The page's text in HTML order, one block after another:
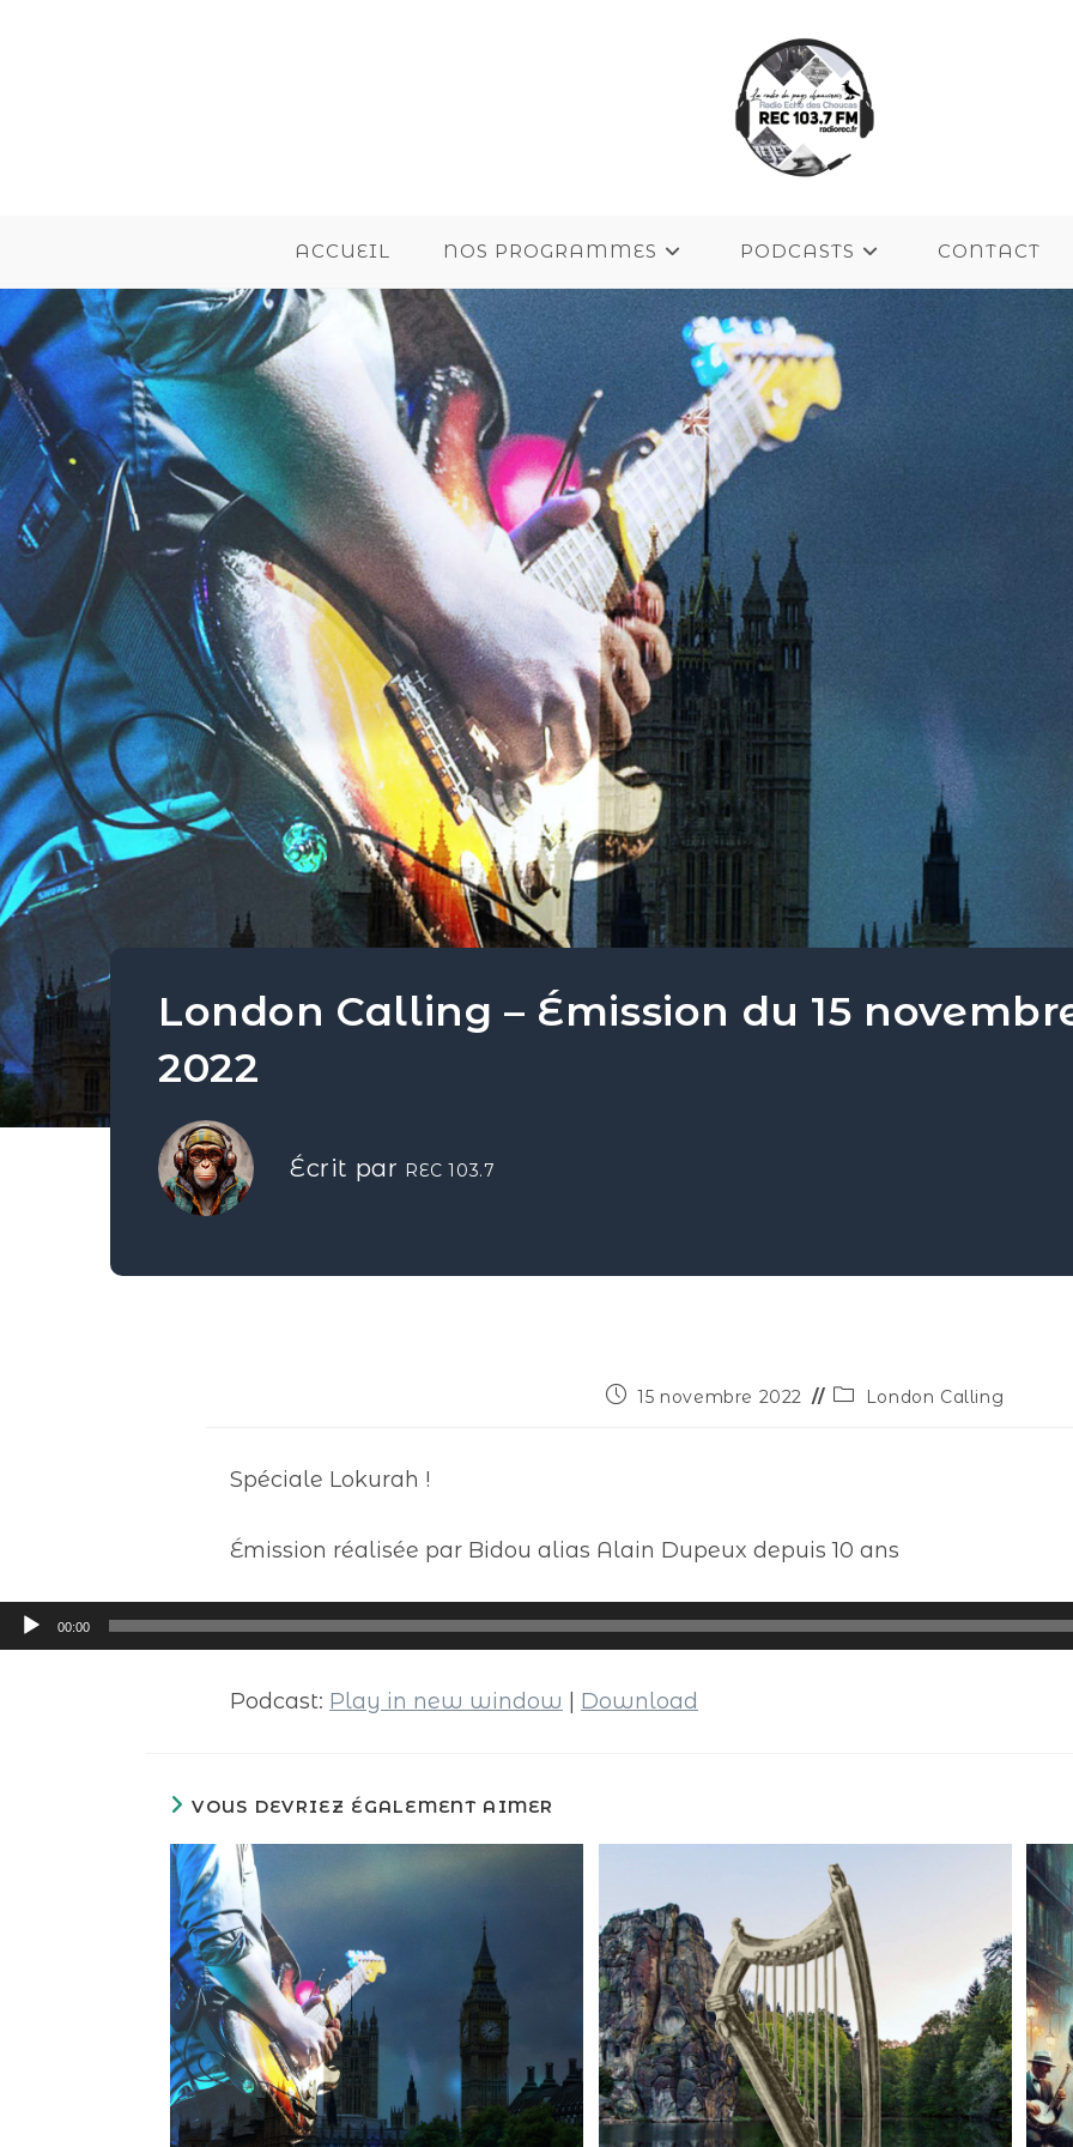
ACCUEIL NOS PROGRAMMES PODCASTS CONTACT
London Calling – Émission du 15
2022
Écrit par REC 103.7
15 novembre 2022 London Calling
Spéciale Lokurah !
Émission réalisée par Bidou alias Alain Dupeux depuis 10 ans
Lecteur
audio
00:00
Podcast: Play in new window Download
VOUS DEVRIEZ ÉGALEMENT AIMER